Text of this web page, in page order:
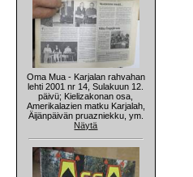
Oma Mua - Karjalan rahvahan
lehti 2001 nr 14, Sulakuun 12.
päivü; Kielizakonan osa,
Amerikalazien matku Karjalah,
Äijänpäivän pruazniekku, ym.
Näytä